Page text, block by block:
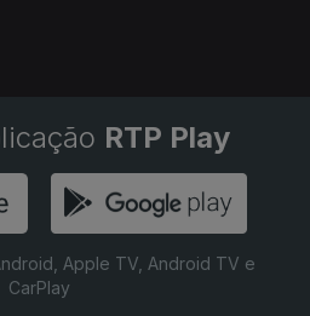
RTP Play
Apple TV, Android TV e
CarPlay